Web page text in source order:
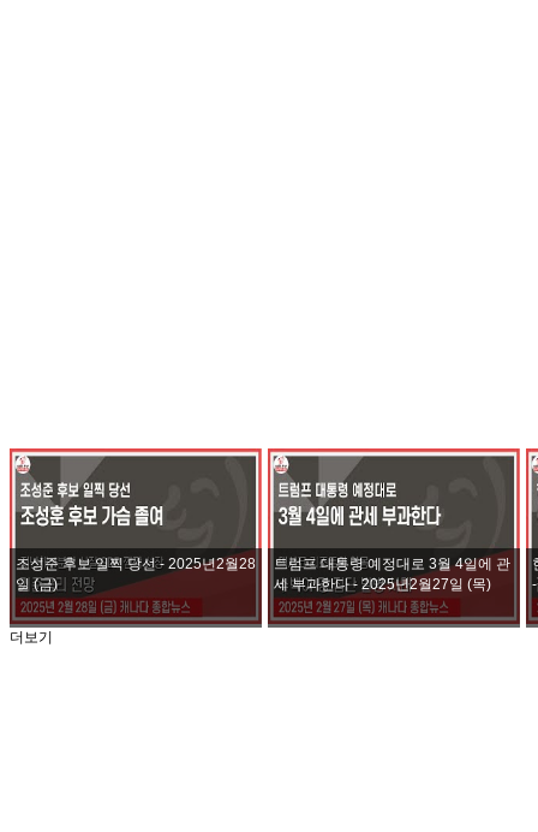
조성준 후보 일찍 당선 - 2025년2월28
일 (금)
트럼프 대통령 예정대로 3월 4일에 관
세 부과한다 - 2025년2월27일 (목)
더보기